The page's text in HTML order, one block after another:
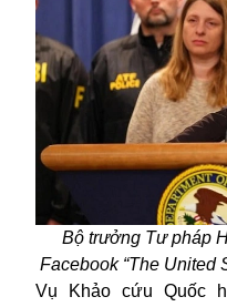
Bộ trưởng Tư pháp
Facebook “The United
Vụ Khảo cứu Quốc